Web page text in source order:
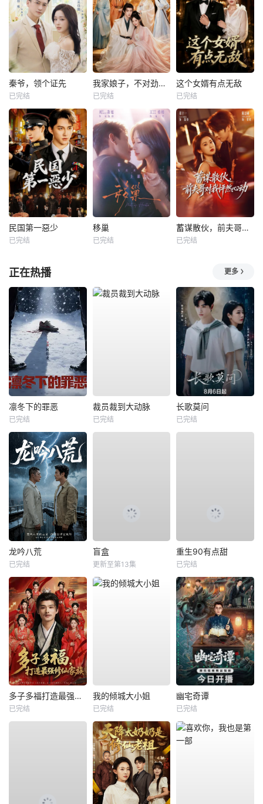
秦爷，领个证先
已完结
我家娘子，不对劲第四季
已完结
这个女婿有点无敌
已完结
民国第一惡少
已完结
移巢
已完结
蓄谋散伙，前夫哥对我怦然心动
已完结
正在热播 更多
凛冬下的罪恶
已完结
裁员裁到大动脉
已完结
长歌莫问
已完结
龙吟八荒
已完结
盲盒
更新至第13集
重生90有点甜
已完结
多子多福打造最强修仙家族
已完结
我的倾城大小姐
已完结
幽宅奇谭
已完结